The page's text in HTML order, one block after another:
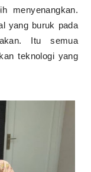
menyenangkan.
yang buruk pada
Itu semua
teknologi yang